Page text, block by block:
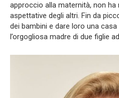
approccio alla maternità, non
aspettative degli altri. Fin da
dei bambini e dare loro una casa
l’orgogliosa madre di due figlie